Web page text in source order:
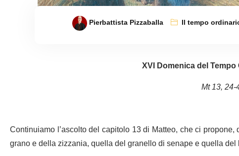
Pierbattista Pizzaballa Il tempo
XVI Domenica del
Mt 13,
Continuiamo l’ascolto del capitolo 13 di Matteo, che ci
grano e della zizzania, quella del granello di senape e quella del